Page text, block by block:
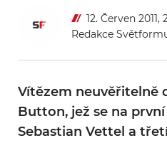
12. Červen 2011,
Redakce
Vítězem neuvěřitelně
Button, jež se na
Sebastian Vettel a